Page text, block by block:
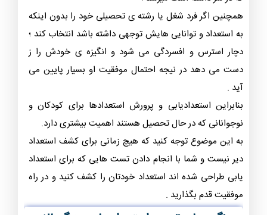
همچنین اگر فرد شغل یا رشته ی تحصیلی خود را بدون اینکه
به استعداد و توانایی هایش توجهی داشته باشد انتخاب کند ؛
دچار استرس و افسردگی می شود و انگیزه ی خودش را ز
دست می دهد در نیجه احتمال موفقیت او بسیار پایین می
آید .
بنابراین استعدادیابی و پرورش استعدادها برای کودکان و
نوجوانانی که در حال تحصیل هستند اهمیت بیشتری دارد.
به این موضوع توجه کنید که هیچ زمانی برای کشف استعداد
دیر نیست و شما با انجام دادن تست هایی که برای استعداد
یابی طراحی شده اند استعداد خودتان را کشف کنید و در راه
موفقیت قدم بگذارید .